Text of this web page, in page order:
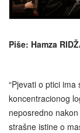
Piše: Hamza
“Pjevati o ptici
koncentracionog
neposredno
strašne istine o